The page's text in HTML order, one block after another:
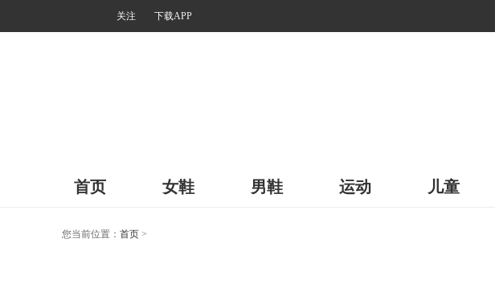
关注 下载APP
首页 女鞋 男鞋 运动 儿童
您当前位置： 首页 >